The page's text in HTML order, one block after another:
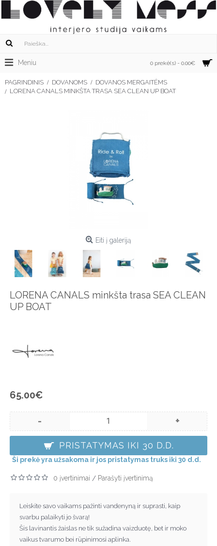
0 prekė(s) - 0.00€
Meniu
PAGRINDINIS DOVANOMS
DOVANOS MERGAITĖMS
LORENA CANALS MINKŠTA TRASA SEA CLEAN UP BOAT
Eiti į galeriją
LORENA CANALS minkšta trasa SEA CLEAN
UP BOAT
65.00€
- +
PRISTATYMAS IKI 30 D.D.
Ši prekė yra užsakoma ir jos pristatymas truks iki 30 d.d.
0 įvertinimai / Parašyti įvertinimą
Leiskite savo vaikams pažinti vandenyną ir suprasti, kaip
svarbu palaikyti jo švarą!
Šis lavinantis žaislas ne tik sužadina vaizduotę, bet ir moko
vaikus tvarumo bei rūpinimosi aplinka.